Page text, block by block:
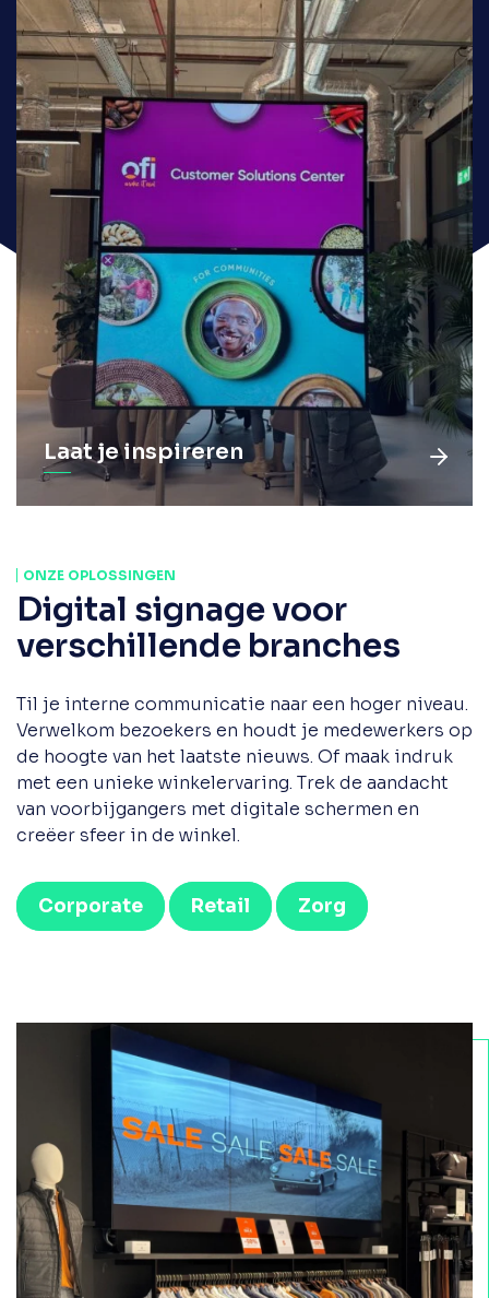
Laat je inspireren
ONZE OPLOSSINGEN
Digital signage voor
verschillende branches
Til je interne communicatie naar een hoger niveau.
Verwelkom bezoekers en houdt je medewerkers op
de hoogte van het laatste nieuws. Of maak indruk
met een unieke winkelervaring. Trek de aandacht
van voorbijgangers met digitale schermen en
creëer sfeer in de winkel.
Corporate Retail Zorg